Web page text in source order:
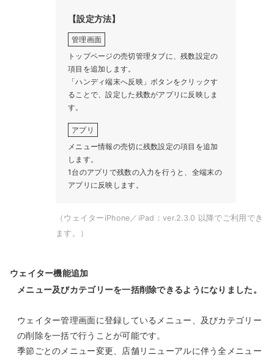
【設定方法】
管理画面
トップページの売切管理タブに、残数設定の
項目を追加します。
「ハンディ端末へ反映」ボタンをクリックす
ることで、設定した残数がアプリに反映しま
す。
アプリ
メニュー情報の売切に残数設定の項目を追加
します。
1台のアプリで残数の入力を行うと、全端末の
アプリに反映します。
（ウェイターiPhone／iPad：ver.2.3.0 以降でご利用でき
ます。）
ウェイター機能追加
メニュー及びカテゴリーを一括削除できるようになりました。
ウェイター管理画面に登録しているメニュー、及びカテゴリー
の削除を一括で行うことが可能です。
季節ごとのメニュー変更、店舗リニューアルに伴う全メニュー